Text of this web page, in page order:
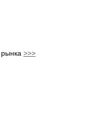
рынка >>>